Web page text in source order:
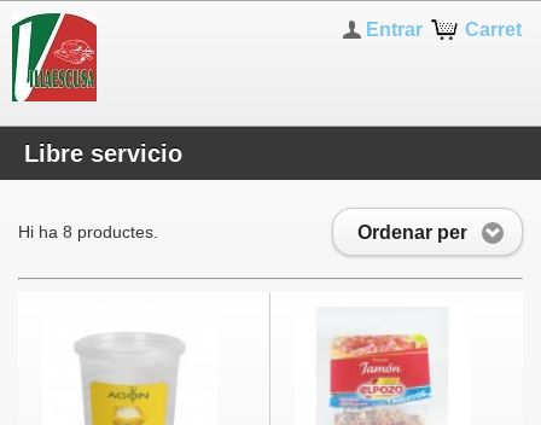
Carret
Entrar
Libre servicio
Ordenar per
Hi ha 8 productes.